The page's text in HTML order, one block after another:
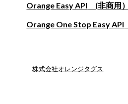
Orange Easy API (非商用）
Orange One Stop Easy API
株式会社オレンジタグス